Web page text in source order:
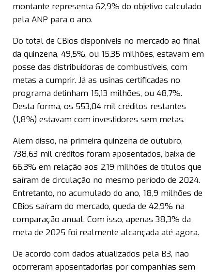
montante representa 62,9% do objetivo calculado
pela ANP para o ano.
Do total de CBios disponíveis no mercado ao final
da quinzena, 49,5%, ou 15,35 milhões, estavam em
posse das distribuidoras de combustíveis, com
metas a cumprir. Já as usinas certificadas no
programa detinham 15,13 milhões, ou 48,7%.
Desta forma, os 553,04 mil créditos restantes
(1,8%) estavam com investidores sem metas.
Além disso, na primeira quinzena de outubro,
738,63 mil créditos foram aposentados, baixa de
66,3% em relação aos 2,19 milhões de títulos que
saíram de circulação no mesmo período de 2024.
Entretanto, no acumulado do ano, 18,9 milhões de
CBios saíram do mercado, queda de 42,9% na
comparação anual. Com isso, apenas 38,3% da
meta de 2025 foi realmente alcançada até agora.
De acordo com dados atualizados pela B3, não
ocorreram aposentadorias por companhias sem